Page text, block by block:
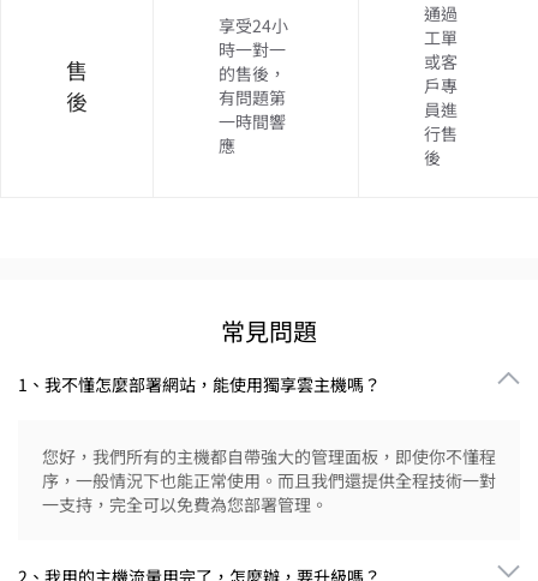
售
後
享受24小
時一對一
的售後，
有問題第
一時間響
應
通過
工單
或客
戶專
員進
行售
後
常見問題
1、我不懂怎麼部署網站，能使用獨享雲主機嗎？
您好，我們所有的主機都自帶強大的管理面板，即使你不懂程
序，一般情況下也能正常使用。而且我們還提供全程技術一對
一支持，完全可以免費為您部署管理。